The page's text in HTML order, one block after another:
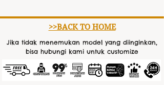
>>BACK TO HOME
Jika tidak menemukan model yang diinginkan,
bisa hubungi kami untuk customize